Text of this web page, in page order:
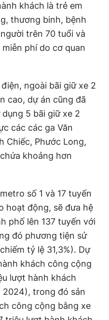
khách là trẻ em
thương binh, bệnh
trên 70 tuổi và
phí do cơ quan
ngoài bãi giữ xe 2
cao, dự án cũng đã
5 bãi giữ xe 2
các các ga Văn
Chiếc, Phước Long,
khoảng hơn
số 1 và 17 tuyến
hoạt động, sẽ đưa hệ
phố lên 137 tuyến với
đó phương tiện sử
tỷ lệ 31,3%). Dự
khách công cộng
lượt hành khách
2024), trong đó sản
công cộng bằng xe